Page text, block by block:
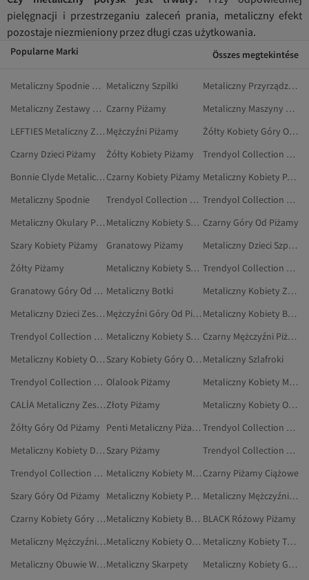
pielęgnacji i przestrzeganiu zaleceń prania, metaliczny efekt
pozostaje niezmieniony przez długi czas użytkowania.
Popularne Marki Összes megtekintése
Metaliczny Spodnie Dresowe Metaliczny Szpilki
Metaliczny Przyrządzanie Potraw
Metaliczny Zestawy Dresowe Czarny Piżamy
Metaliczny Maszyny Do Parzenia Herbaty
LEFTIES Metaliczny Zestawy Piżamowe Mężczyźni Piżamy
Żółty Kobiety Góry Od Piżamy
Czarny Dzieci Piżamy
Żółty Kobiety Piżamy
Trendyol Collection Mężczyźni Piżamy
Bonnie Clyde Metaliczny Piżamy Czarny Kobiety Piżamy
Metaliczny Kobiety Paski
Metaliczny Spodnie
Trendyol Collection Granatowy Piżamy
Trendyol Collection Beżowy Piżamy
Metaliczny Okulary Przeciwsłoneczne
Metaliczny Kobiety Skarpety Czarny Góry Od Piżamy
Szary Kobiety Piżamy
Granatowy Piżamy
Metaliczny Dzieci Szpilki
Żółty Piżamy
Metaliczny Kobiety Spódnice
Trendyol Collection Zielony Piżamy
Granatowy Góry Od Piżamy Metaliczny Botki
Metaliczny Kobiety Zestawy Dwuczęściowe
Metaliczny Dzieci Zestawy Dwuczęściowe
Mężczyźni Góry Od Piżamy
Metaliczny Kobiety Botki
Trendyol Collection Brązowy Piżamy
Metaliczny Kobiety Szpilki
Czarny Mężczyźni Piżamy
Metaliczny Kobiety Obuwie
Szary Kobiety Góry Od Piżamy Metaliczny Szlafroki
Trendyol Collection Czarny Góry Od Piżamy Olalook Piżamy
Metaliczny Kobiety Majtki
CALİA Metaliczny Zestawy PiżamoweZłoty Piżamy
Metaliczny Kobiety Odzież Ciążowa
Żółty Góry Od Piżamy
Penti Metaliczny Piżamy
Trendyol Collection Fioletowy Piżamy
Metaliczny Kobiety Dresy Szary Piżamy
Trendyol Collection Wielokolorowy Piżamy
Trendyol Collection Czerwony Piżamy
Metaliczny Kobiety Marynarki Czarny Piżamy Ciążowe
Szary Góry Od Piżamy
Metaliczny Kobiety Paski I Szelki
Metaliczny Mężczyźni Botki
Czarny Kobiety Góry Od Piżamy
Metaliczny Kobiety Buty Na Co Dzień BLACK Różowy Piżamy
Metaliczny Mężczyźni Botki I Kozaki
Metaliczny Kobiety Obuwie Wieczorowe
Metaliczny Kobiety Torby Listonoszki
Metaliczny Obuwie WieczoroweMetaliczny Skarpety
Metaliczny Kobiety Garnitury